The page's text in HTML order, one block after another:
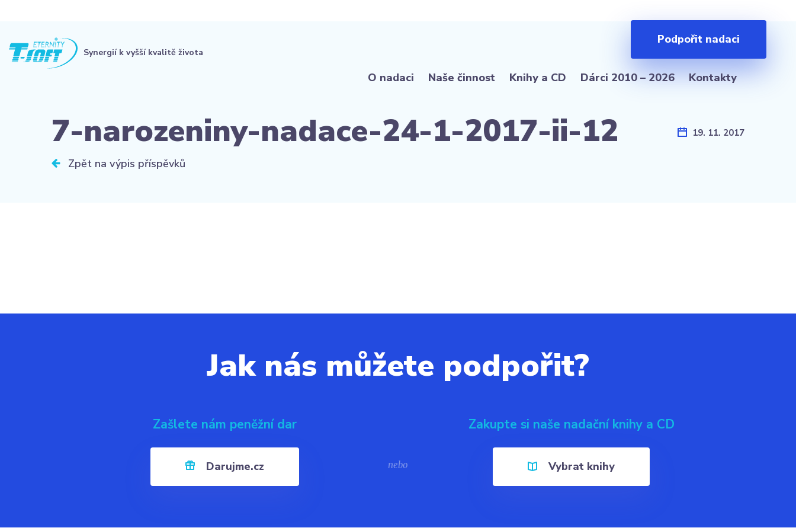
Synergií k vyšší kvalitě života
Podpořit nadaci
O nadaci Naše činnost Knihy a CD Dárci 2010 – 2026 Kontakty
7-narozeniny-nadace-24-1-2017-ii-12 19. 11. 2017
Zpět na výpis příspěvků
Jak nás můžete podpořit?
Zašlete nám peněžní dar
Darujme.cz nebo
Zakupte si naše nadační knihy a CD
Vybrat knihy